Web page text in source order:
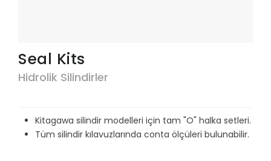
Seal Kits
Hidrolik Silindirler
Kitagawa silindir modelleri için tam "O" halka setleri.
Tüm silindir kılavuzlarında conta ölçüleri bulunabilir.